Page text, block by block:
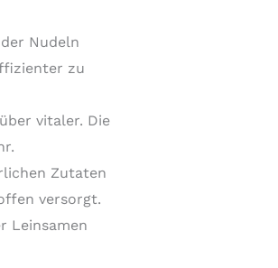
Nudeln
zu
vitaler. Die
Zutaten
versorgt.
Leinsamen